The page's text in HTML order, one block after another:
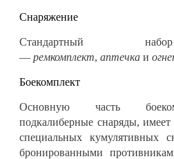
Снаряжение
Стандартный
— ремкомплект, аптечка и
Боекомплект
Основную часть
подкалиберные снаряды, имеет
специальных кумулятивных
бронированными